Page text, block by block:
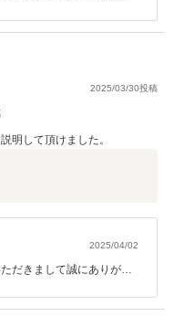
ばと思います！ありがと
2025/03/30投稿
明して頂けました。
2025/04/02
だきまして誠にありがと